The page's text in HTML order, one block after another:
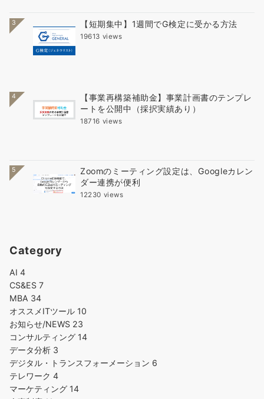
3 【短期集中】1週間でG検定に受かる方法
19613 views
4
【事業再構築補助金】事業計画書のテンプレ
ートを公開中（採択実績あり）
18716 views
5
Zoomのミーティング設定は、Googleカレン
ダー連携が便利
12230 views
Category
AI 4
CS&ES 7
MBA 34
オススメITツール 10
お知らせ/NEWS 23
コンサルティング 14
データ分析 3
デジタル・トランスフォーメーション 6
テレワーク 4
マーケティング 14